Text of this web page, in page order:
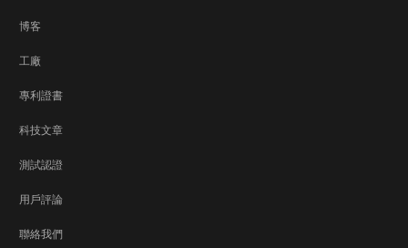
博客
工廠
專利證書
科技文章
測試認證
用戶評論
聯絡我們